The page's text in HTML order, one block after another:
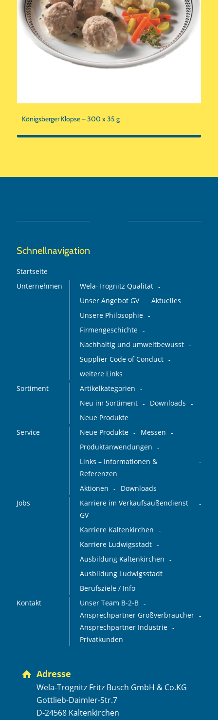
Königsberger Klopse – 300 x 35 g
Schnellnavigation
Startseite
Unternehmen
Wela-Trognitz Qualität
Unser Angebot GV
Aktuelles
Unsere Philosophie
Firmengeschichte
Nachhaltig und umweltbewusst
Supplier Code of Conduct
weitere Links
Sortiment
Artikelkategorien
Neu im Sortiment
Downloads
Neue Produkte
Service
Neue Produkte
Messen
Produktanwendungen
Links – Informationen &
Referenzen
Aktionen
Downloads
Jobs
Karriere im Verkaufsaußendienst
GV
Karriere Kaltenkirchen
Karriere Ludwigsstadt
Ausbildung Kaltenkirchen
Ausbildung Ludwigsstadt
Berufsziele / Info
Kontakt
Unser Team B-2-B
Ansprechpartner Großverbraucher
Ansprechpartner Industrie
Privatkunden
Adresse
Wela-Trognitz Fritz Busch GmbH & Co.KG
Gottlieb-Daimler-Str.7
D-24568 Kaltenkirchen